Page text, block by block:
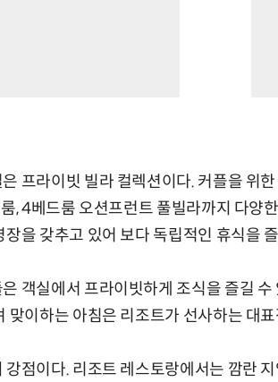
프라이빗 빌라 컬렉션이다. 커플을 위
, 4베드룸 오션프런트 풀빌라까지 다양
장을 갖추고 있어 보다 독립적인 휴식을
객실에서 프라이빗하게 조식을 즐길
맞이하는 아침은 리조트가 선사하는 대
강점이다. 리조트 레스토랑에서는 깜란